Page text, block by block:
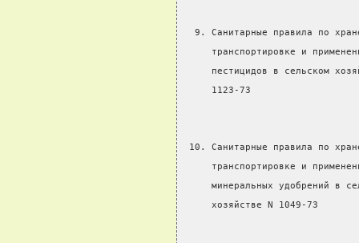
9. Санитарные правила по
транспортировке и
пестицидов в сельском
     1123-73
10. Санитарные правила по
транспортировке и
минеральных удобрений в
     хозяйстве N 1049-73